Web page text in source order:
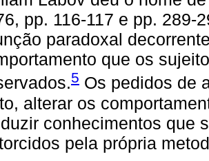
pp. 116-117 e pp. 289-
paradoxal
que os
5 Os pedidos de
alterar os
conhecimentos que
pela própria